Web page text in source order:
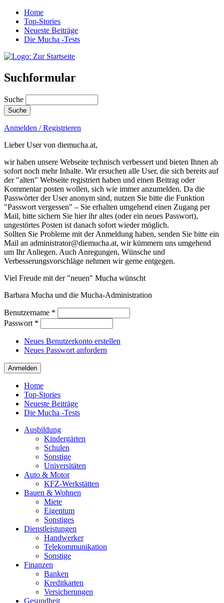
Home
Top-Stories
Neueste Beiträge
Die Mucha -Tests
Suchformular
Suche
Anmelden / Registrieren
Lieber User von diemucha.at,
wir haben unsere Webseite technisch verbessert und bieten Ihnen ab
sofort noch mehr Inhalte. Wir ersuchen alle User, die sich bereits auf
der "alten" Webseite registriert haben und einen Beitrag oder
Kommentar posten wollen, sich wie immer anzumelden. Da die
Passwörter der User anonym sind, nutzen Sie bitte die Funktion
"Passwort vergessen" – Sie erhalten umgehend einen Zugang per
Mail, bitte sichern Sie hier ihr altes (oder ein neues Passwort),
ungestörtes Posten ist danach sofort wieder möglich.
Sollten Sie Probleme mit der Anmeldung haben, senden Sie bitte ein
Mail an administrator@diemucha.at, wir kümmern uns umgehend
um Ihr Anliegen. Auch Anregungen, Wünsche und
Verbesserungsvorschläge nehmen wir gerne entgegen.
Viel Freude mit der "neuen" Mucha wünscht
Barbara Mucha und die Mucha-Administration
Benutzername *
Passwort *
Neues Benutzerkonto erstellen
Neues Passwort anfordern
Home
Top-Stories
Neueste Beiträge
Die Mucha -Tests
Ausbildung
Kindergärten
Schulen
Sonstige
Universitäten
Auto & Motor
KFZ-Werkstätten
Bauen & Wohnen
Miete
Eigentum
Sonstiges
Dienstleistungen
Handwerker
Telekommunikation
Sonstige
Finanzen
Banken
Kreditkarten
Versicherungen
Gesundheit